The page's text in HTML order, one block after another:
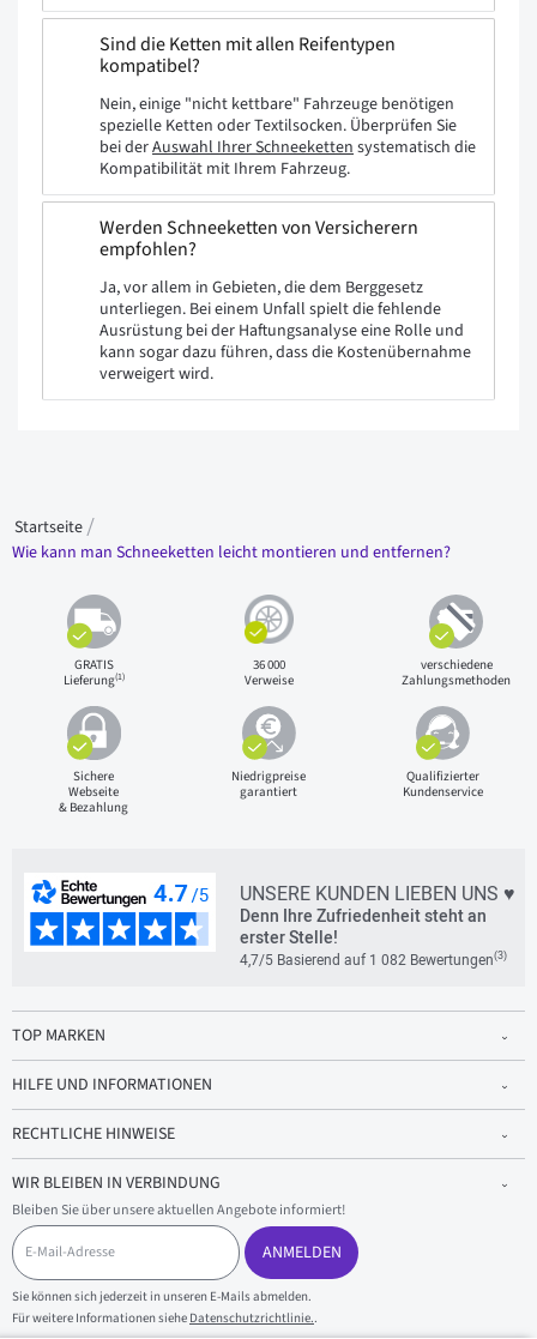
Sind die Ketten mit allen Reifentypen
kompatibel?
Nein, einige "nicht kettbare" Fahrzeuge benötigen
spezielle Ketten oder Textilsocken. Überprüfen Sie
bei derAuswahl Ihrer Schneekettensystematisch die
Kompatibilität mit Ihrem Fahrzeug.
Werden Schneeketten von Versicherern
empfohlen?
Ja, vor allem in Gebieten, die dem Berggesetz
unterliegen. Bei einem Unfall spielt die fehlende
Ausrüstung bei der Haftungsanalyse eine Rolle und
kann sogar dazu führen, dass die Kostenübernahme
verweigert wird.
Startseite
Wie kann man Schneeketten leicht montieren und entfernen?
GRATIS
Lieferung(1)
36 000
Verweise
verschiedene
Zahlungsmethoden
Sichere
Webseite
& Bezahlung
Niedrigpreise
garantiert
Qualifizierter
Kundenservice
UNSERE KUNDEN LIEBEN UNS ♥
Denn Ihre Zufriedenheit steht an
erster Stelle!
4,7/5 Basierend auf 1 082 Bewertungen(3)
TOP MARKEN
HILFE UND INFORMATIONEN
RECHTLICHE HINWEISE
WIR BLEIBEN IN VERBINDUNG
Bleiben Sie über unsere aktuellen Angebote informiert!
E
-
M
a
i
l
ANMELDEN
Sie können sich jederzeit in unseren E-Mails abmelden.
Für weitere Informationen siehe Datenschutzrichtlinie..